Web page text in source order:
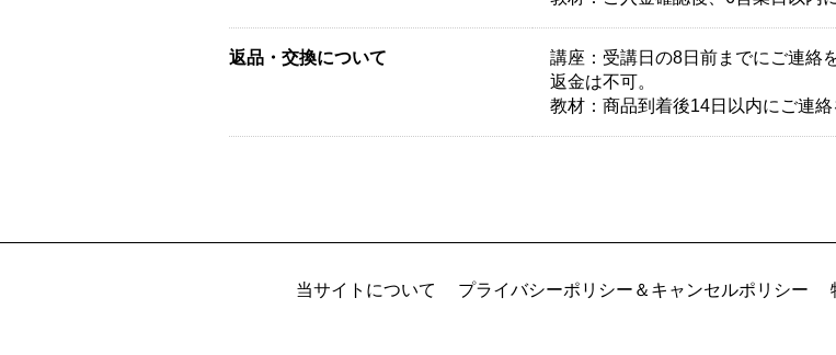
返品・交換について
講座：受講日の8日前までにご連絡
返金は不可。
教材：商品到着後14日以内にご連
当サイトについて プライバシーポリシー＆キャンセルポリシー